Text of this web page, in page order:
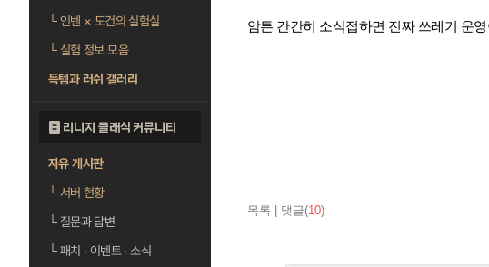
└인벤 × 도건의 실험실
└실험 정보 모음
득템과 러쉬 갤러리
리니지 클래식 커뮤니티
자유 게시판
└서버 현황
└질문과 답변
└패치 · 이벤트 · 소식
암튼 간간히 소식접하면 진짜 쓰레기 운
목록 댓글(10)